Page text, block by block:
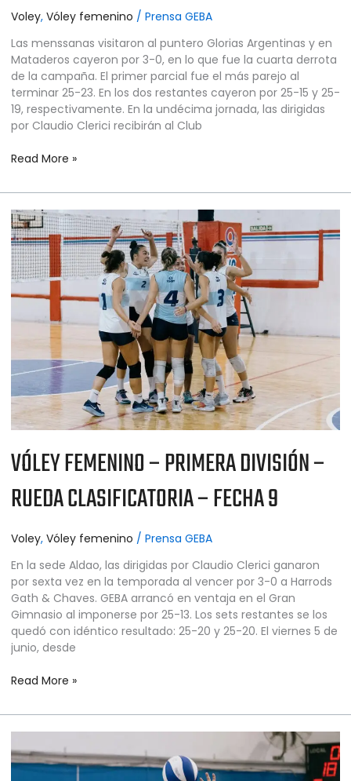
Voley, Vóley femenino / Prensa GEBA
Las menssanas visitaron al puntero Glorias Argentinas y en
Mataderos cayeron por 3-0, en lo que fue la cuarta derrota
de la campaña. El primer parcial fue el más parejo al
terminar 25-23. En los dos restantes cayeron por 25-15 y 25-
19, respectivamente. En la undécima jornada, las dirigidas
por Claudio Clerici recibirán al Club
Read More »
VÓLEY FEMENINO – PRIMERA DIVISIÓN –
RUEDA CLASIFICATORIA – FECHA 9
Voley, Vóley femenino / Prensa GEBA
En la sede Aldao, las dirigidas por Claudio Clerici ganaron
por sexta vez en la temporada al vencer por 3-0 a Harrods
Gath & Chaves. GEBA arrancó en ventaja en el Gran
Gimnasio al imponerse por 25-13. Los sets restantes se los
quedó con idéntico resultado: 25-20 y 25-20. El viernes 5 de
junio, desde
VÓLEY
FEMENINO
–
PRIMERA
DIVISIÓN
–
FECHA
9
Read More »
FEMENINO
–